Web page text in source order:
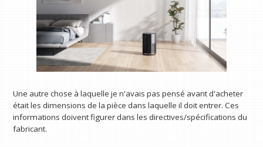
Une autre chose à laquelle je n'avais pas pensé avant d'acheter
était les dimensions de la pièce dans laquelle il doit entrer. Ces
informations doivent figurer dans les directives/spécifications du
fabricant.